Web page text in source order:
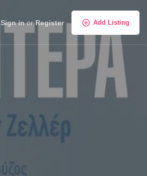
Sign in or Register Add Listing